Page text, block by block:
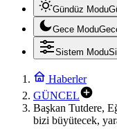
Gündüz Modu
Gece Modu
Sistem Modu
Haberler
GÜNCEL
Başkan Tutdere,
bizi büyütecek,